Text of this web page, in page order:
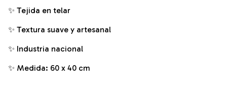
✨ Tejida en telar
✨ Textura suave y artesanal
✨ Industria nacional
✨ Medida: 60 x 40 cm